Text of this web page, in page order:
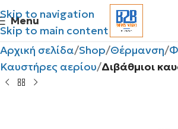
Skip to navigation
Skip to main content
Menu
Αρχική σελίδα Shop Θέρμανση
Καυστήρες αερίου Διβάθμιοι